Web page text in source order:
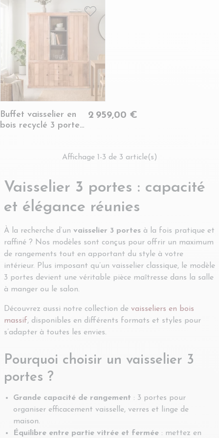
Buffet vaisselier en
bois recyclé 3 portes
2 959,00 €
Affichage 1-3 de 3 article(s)
Vaisselier 3 portes : capacité
et élégance réunies
À la recherche d’un vaisselier 3 portes à la fois pratique et
raffiné ? Nos modèles sont conçus pour offrir un maximum
de rangements tout en apportant du style à votre
intérieur. Plus imposant qu’un vaisselier classique, le modèle
3 portes devient une véritable pièce maîtresse dans la salle
à manger ou le salon.
Découvrez aussi notre collection de vaisseliers en bois
massif, disponibles en différents formats et styles pour
s’adapter à toutes les envies.
Pourquoi choisir un vaisselier 3
portes ?
Grande capacité de rangement : 3 portes pour
organiser efficacement vaisselle, verres et linge de
maison.
Équilibre entre partie vitrée et fermée : mettez en